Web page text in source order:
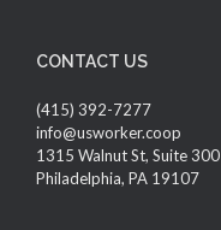
CONTACT US
(415) 392-7277
info@usworker.coop
1315 Walnut St, Suite 300
Philadelphia, PA 19107